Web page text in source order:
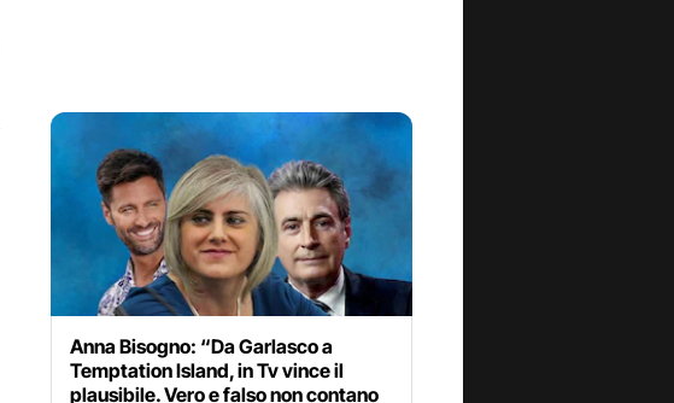
Anna Bisogno: “Da Garlasco a
Temptation Island, in Tv vince il
plausibile. Vero e falso non contano